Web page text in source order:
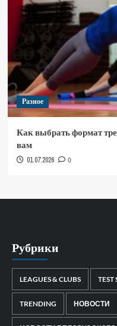
Разное
Как выбрать формат
вам
01.07.2026 0
Рубрики
LEAGUES & CLUBS TEST
TRENDING НОВОСТИ